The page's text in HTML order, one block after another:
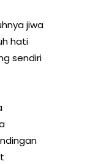
jiwa
hati
sendiri